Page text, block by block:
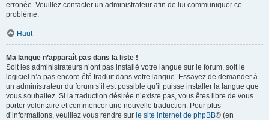
erronée. Veuillez contacter un administrateur afin de lui communiquer ce
problème.
Haut
Ma langue n’apparaît pas dans la liste !
Soit les administrateurs n’ont pas installé votre langue sur le forum, soit le
logiciel n’a pas encore été traduit dans votre langue. Essayez de demander à
un administrateur du forum s’il est possible qu’il puisse installer la langue que
vous souhaitez. Si la traduction désirée n’existe pas, vous êtes libre de vous
porter volontaire et commencer une nouvelle traduction. Pour plus
d’informations, veuillez vous rendre sur le site internet de phpBB® (en